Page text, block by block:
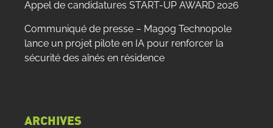
Appel de candidatures START-UP AWARD 2026
Communiqué de presse – Magog Technopole
lance un projet pilote en IA pour renforcer la
sécurité des aînés en résidence
ARCHIVES